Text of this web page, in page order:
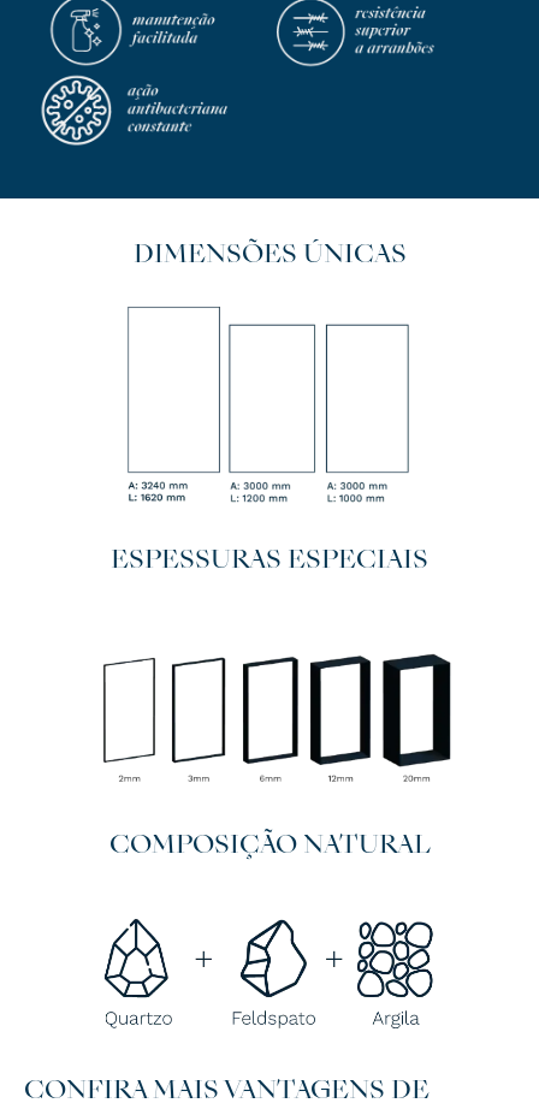
DIMENSÕES ÚNICAS
ESPESSURAS ESPECIAIS
COMPOSIÇÃO NATURAL
CONFIRA MAIS VANTAGENS DE